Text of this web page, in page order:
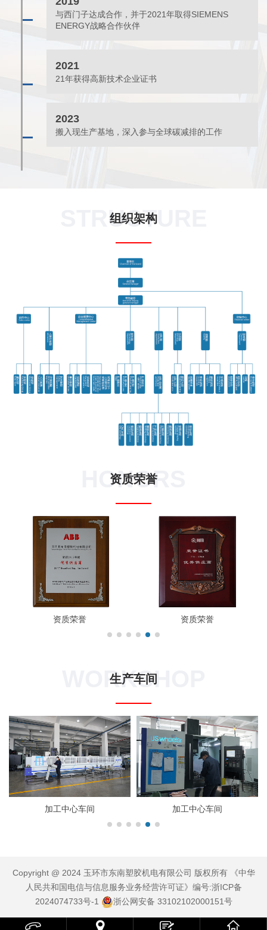
与西门子达成合作，并于2021年取得SIEMENS
ENERGY战略合作伙伴
2021
21年获得高新技术企业证书
2023
搬入现生产基地，深入参与全球碳减排的工作
STRUCTURE
组织架构
HONORS
资质荣誉
资质荣誉 资质荣誉
WORKSHOP
生产车间
加工中心车间 加工中心车间
Copyright @ 2024 玉环市东南塑胶机电有限公司 版权所有 《中华
人民共和国电信与信息服务业务经营许可证》编号:浙ICP备
2024074733号-1
浙公网安备 33102102000151号
